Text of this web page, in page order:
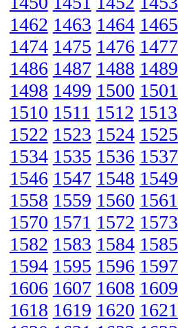
1462 1463 1464 1465
1474 1475 1476 1477
1486 1487 1488 1489
1498 1499 1500 1501
1510 1511 1512 1513
1522 1523 1524 1525
1534 1535 1536 1537
1546 1547 1548 1549
1558 1559 1560 1561
1570 1571 1572 1573
1582 1583 1584 1585
1594 1595 1596 1597
1606 1607 1608 1609
1618 1619 1620 1621